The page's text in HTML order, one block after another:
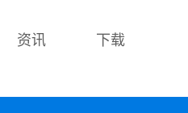
资讯 下载